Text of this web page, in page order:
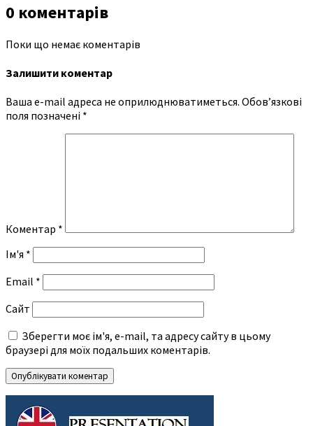
0 коментарів
Поки що немає коментарів
Залишити коментар
Ваша e-mail адреса не оприлюднюватиметься. Обов’язкові
поля позначені *
Коментар *
Ім'я *
Email *
Сайт
Зберегти моє ім'я, e-mail, та адресу сайту в цьому
браузері для моїх подальших коментарів.